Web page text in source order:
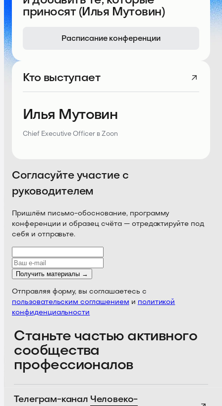
приносят (Илья Мутовин)
Расписание конференции
Кто выступает
Илья Мутовин
Chief Executive Officer в Zoon
Согласуйте участие с
руководителем
Пришлём письмо-обоснование, программу
конференции и образец счёта — отредактируйте под
себя и отправьте.
Получить материалы →
Отправляя форму, вы соглашаетесь с
пользовательским соглашением и политикой
конфиденциальности
Станьте частью активного
сообщества
профессионалов
Телеграм-канал Человеко-